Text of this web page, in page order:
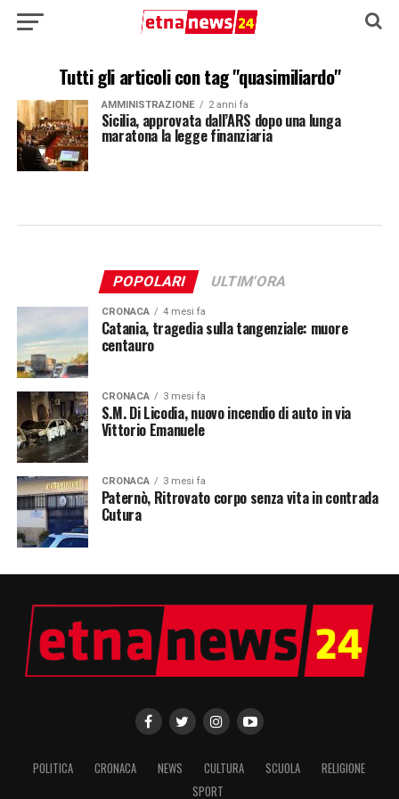
Tutti gli articoli con tag "quasimiliardo"
AMMINISTRAZIONE 2 anni fa
Sicilia, approvata dall’ARS dopo una lunga
maratona la legge finanziaria
POPOLARI ULTIM'ORA
CRONACA 4 mesi fa
Catania, tragedia sulla tangenziale: muore
centauro
CRONACA 3 mesi fa
S.M. Di Licodia, nuovo incendio di auto in via
Vittorio Emanuele
CRONACA 3 mesi fa
Paternò, Ritrovato corpo senza vita in contrada
Cutura
POLITICA CRONACA NEWS CULTURA SCUOLA
RELIGIONE
SPORT